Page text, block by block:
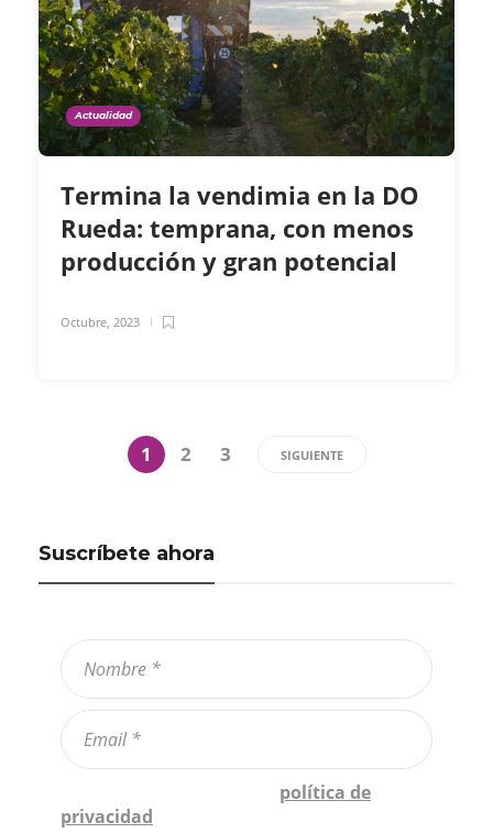
Actualidad
Termina la vendimia en la DO
Rueda: temprana, con menos
producción y gran potencial
Octubre, 2023
1 2 3 SIGUIENTE
Suscríbete ahora
política de
privacidad